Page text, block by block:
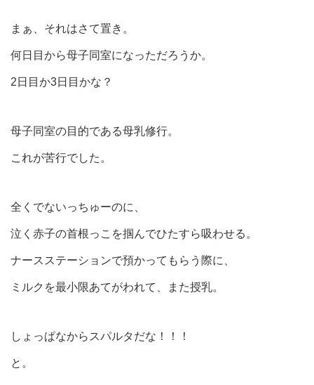
まぁ、それはさて置き。
何日目から母子同室になっただろうか。
2日目か3日目かな？
母子同室の目的である母乳修行。
これが苦行でした。
全くでないっちゅーのに、
泣く赤子の首根っこを掴んでひたすら吸わせる。
ナースステーションで預かってもらう際に、
ミルクを最小限あてがわれて、また授乳。
しょっぱなからスパルタだな！！！
と。